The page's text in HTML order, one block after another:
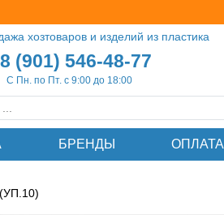
хозтоваров и изделий из пластика
8 (901) 546-48-77
С Пн. по Пт. с 9:00 до 18:00
БРЕНДЫ ОПЛАТА